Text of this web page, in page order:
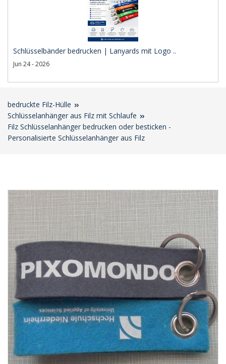
Schlüsselbänder bedrucken | Lanyards mit Logo ..
Jun 24 - 2026
bedruckte Filz-Hülle
Schlüsselanhänger aus Filz mit Schlaufe
Filz Schlüsselanhänger bedrucken oder besticken -
Personalisierte Schlüsselanhänger aus Filz